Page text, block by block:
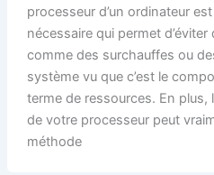
processeur d’un ordinateur
nécessaire qui permet
comme des surchauffes ou
système vu que c’est le
terme de ressources. En plus,
de votre processeur peut
méthode